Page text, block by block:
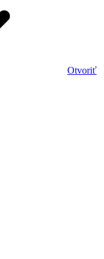
Otvoriť